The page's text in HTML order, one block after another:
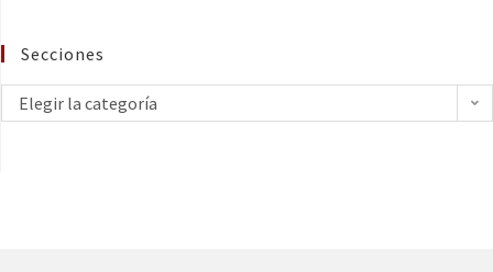
Secciones
Elegir la categoría